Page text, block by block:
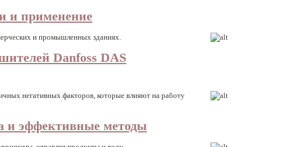
и применение
и промышленных зданиях.
Danfoss DAS
негативных факторов, которые влияют на работу
и эффективные методы